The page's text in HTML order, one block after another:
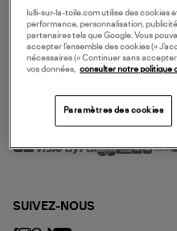
NOS SERVICES
SERVICE CLIENT
MODE DE PAIEMENT
SUIVEZ-NOUS
lulli-sur-la-toile.com utilise des cookies
performance, personnalisation,
partenaires tels que Google. Vous
accepter l’ensemble des cookies («
nécessaires (« Continuer sans accepter
vos données,
consulter notre politique
Paramètres des cookies